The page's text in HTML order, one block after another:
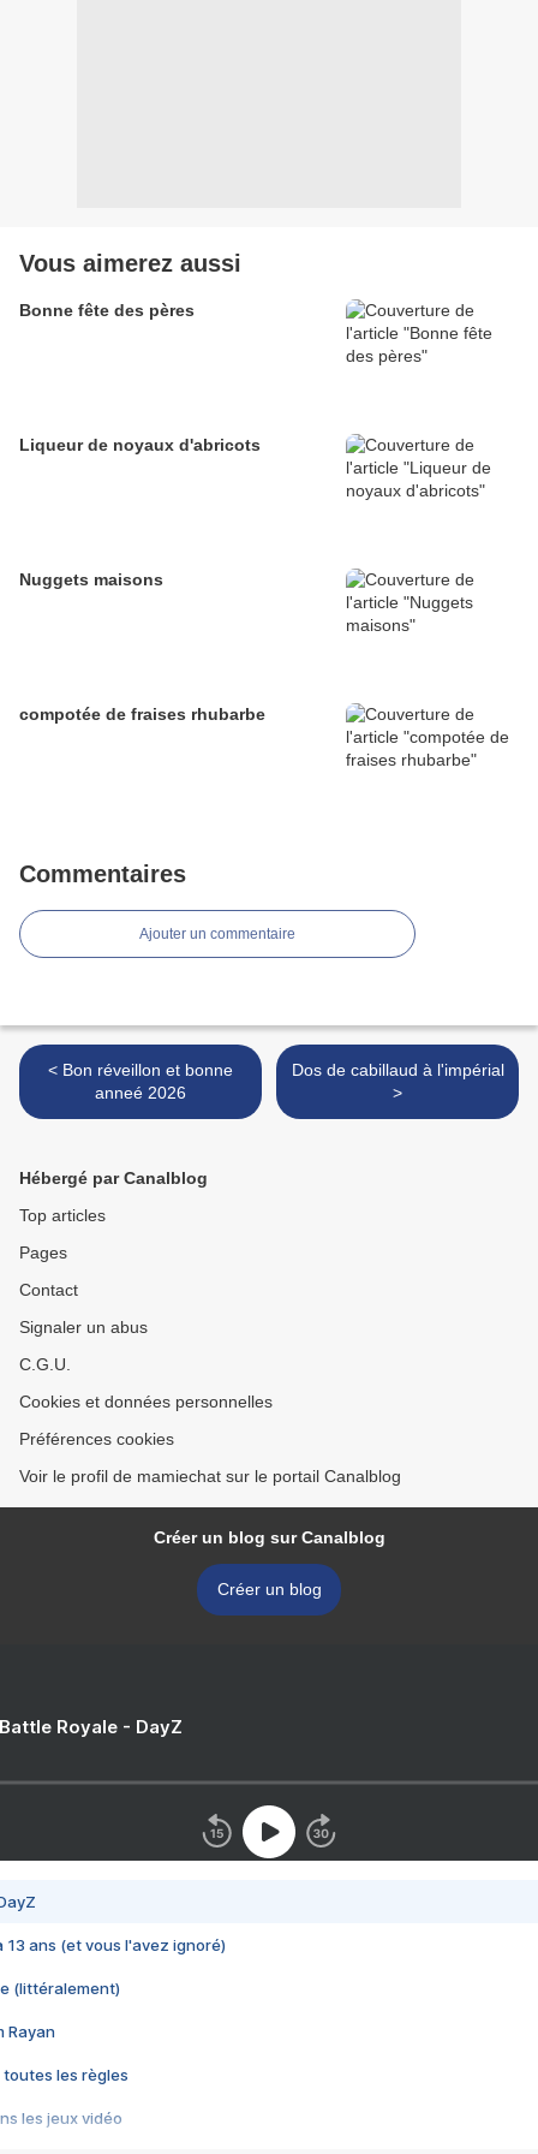
Vous aimerez aussi
Bonne fête des pères
Liqueur de noyaux d'abricots
Nuggets maisons
compotée de fraises rhubarbe
Commentaires
Ajouter un commentaire
< Bon réveillon et bonne
anneé 2026
Dos de cabillaud à l'impérial
>
Hébergé par Canalblog
Top articles
Pages
Contact
Signaler un abus
C.G.U.
Cookies et données personnelles
Préférences cookies
Voir le profil de mamiechat sur le portail Canalblog
Créer un blog sur Canalblog
Créer un blog
Royale - DayZ
13 ans (et vous l'avez ignoré)
(littéralement)
Rayan
toutes les règles
les jeux vidéo